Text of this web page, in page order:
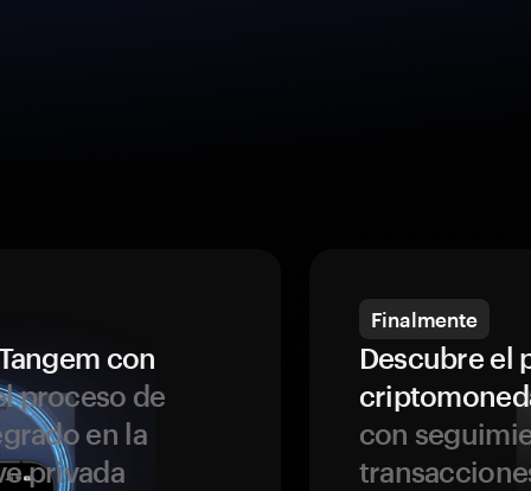
con
proceso de
en la
privada
Finalmente
Descubre el
con